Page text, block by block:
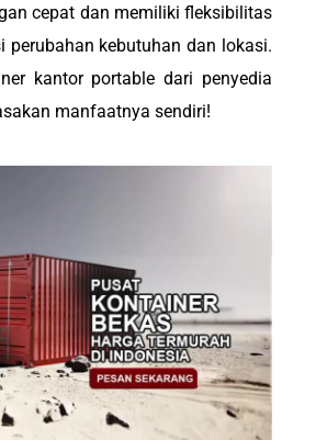
cepat dan memiliki fleksibilitas
perubahan kebutuhan dan lokasi.
kantor portable dari penyedia
manfaatnya sendiri!